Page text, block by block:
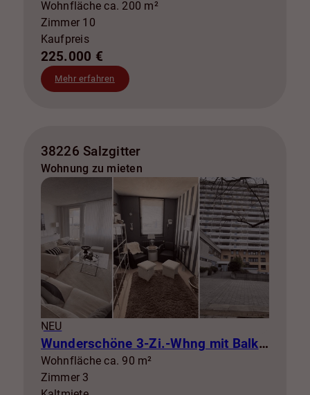
Wohnfläche ca. 200 m²
Zimmer 10
Kaufpreis
225.000 €
Mehr erfahren
38226 Salzgitter
Wohnung zu mieten
NEU
Wunderschöne 3-Zi.-Whng mit Balkon zur Miete! SZ-Lebenstedt
Wohnfläche ca. 90 m²
Zimmer 3